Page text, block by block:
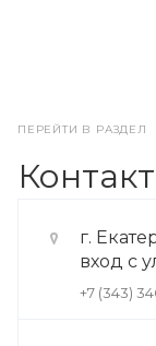
ПЕРЕЙТИ В РАЗДЕЛ
г.
вход с
+7 (343)